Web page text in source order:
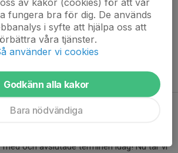
med att prova gratis ett par gånger.
närvaro, det är bara att dyka upp!
5-7 år): söndagar 10:30-11:30
och avslutade terminen idag! Nu tar vi
fungera bra för dig. De används
i syfte att hjälpa oss att
våra tjänster.
använder vi cookies
Godkänn alla kakor
Bara nödvändiga